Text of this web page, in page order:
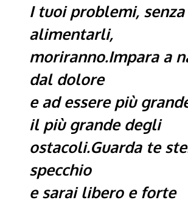
I tuoi problemi, senza
alimentarli,
moriranno.Impara a
dal dolore
e ad essere più
il più grande degli
ostacoli.Guarda te
specchio
e sarai libero e forte